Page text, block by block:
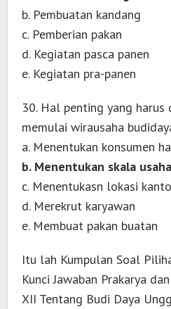
b. Pembuatan kandang
c. Pemberian pakan
d. Kegiatan pasca panen
e. Kegiatan pra-panen
30. Hal penting yang harus
memulai wirausaha
a. Menentukan konsumen
b. Menentukan skala
c. Menentukasn lokasi
d. Merekrut karyawan
e. Membuat pakan buatan
Itu lah Kumpulan Soal
Kunci Jawaban Prakarya
XII Tentang Budi Daya